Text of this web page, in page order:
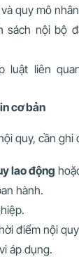
quy mô
sách nội bộ
luật liên
cơ bản
quy, cần ghi
lao động
hành.
điểm nội
áp dụng.